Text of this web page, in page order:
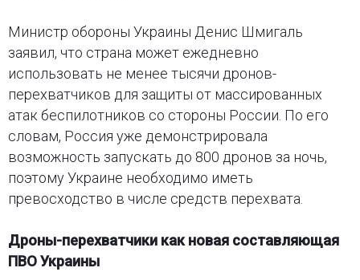
Министр обороны Украины Денис Шмигаль
заявил, что страна может ежедневно
использовать не менее тысячи дронов-
перехватчиков для защиты от массированных
атак беспилотников со стороны России. По его
словам, Россия уже демонстрировала
возможность запускать до 800 дронов за ночь,
поэтому Украине необходимо иметь
превосходство в числе средств перехвата.
Дроны-перехватчики как новая составляющая
ПВО Украины